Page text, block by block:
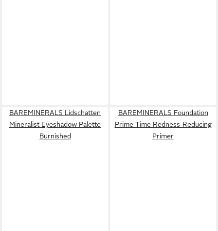
BAREMINERALS Lidschatten
Mineralist Eyeshadow Palette
Burnished
BAREMINERALS Foundation
Prime Time Redness-Reducing
Primer